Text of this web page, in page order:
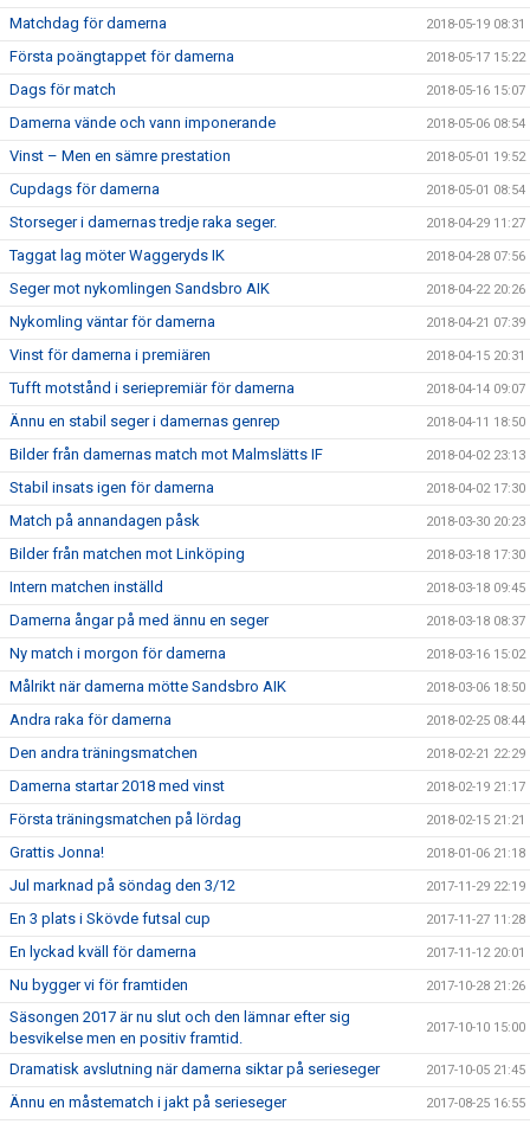
Matchdag för damerna 2018-05-19 08:31
Första poängtappet för damerna 2018-05-17 15:22
Dags för match 2018-05-16 15:07
Damerna vände och vann imponerande 2018-05-06 08:54
Vinst – Men en sämre prestation 2018-05-01 19:52
Cupdags för damerna 2018-05-01 08:54
Storseger i damernas tredje raka seger. 2018-04-29 11:27
Taggat lag möter Waggeryds IK 2018-04-28 07:56
Seger mot nykomlingen Sandsbro AIK 2018-04-22 20:26
Nykomling väntar för damerna 2018-04-21 07:39
Vinst för damerna i premiären 2018-04-15 20:31
Tufft motstånd i seriepremiär för damerna 2018-04-14 09:07
Ännu en stabil seger i damernas genrep 2018-04-11 18:50
Bilder från damernas match mot Malmslätts IF 2018-04-02 23:13
Stabil insats igen för damerna 2018-04-02 17:30
Match på annandagen påsk 2018-03-30 20:23
Bilder från matchen mot Linköping 2018-03-18 17:30
Intern matchen inställd 2018-03-18 09:45
Damerna ångar på med ännu en seger 2018-03-18 08:37
Ny match i morgon för damerna 2018-03-16 15:02
Målrikt när damerna mötte Sandsbro AIK 2018-03-06 18:50
Andra raka för damerna 2018-02-25 08:44
Den andra träningsmatchen 2018-02-21 22:29
Damerna startar 2018 med vinst 2018-02-19 21:17
Första träningsmatchen på lördag 2018-02-15 21:21
Grattis Jonna! 2018-01-06 21:18
Jul marknad på söndag den 3/12 2017-11-29 22:19
En 3 plats i Skövde futsal cup 2017-11-27 11:28
En lyckad kväll för damerna 2017-11-12 20:01
Nu bygger vi för framtiden 2017-10-28 21:26
Säsongen 2017 är nu slut och den lämnar efter sig
besvikelse men en positiv framtid.
2017-10-10 15:00
Dramatisk avslutning när damerna siktar på serieseger 2017-10-05 21:45
Ännu en måstematch i jakt på serieseger 2017-08-25 16:55